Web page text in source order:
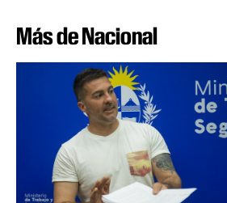
Más de Nacional